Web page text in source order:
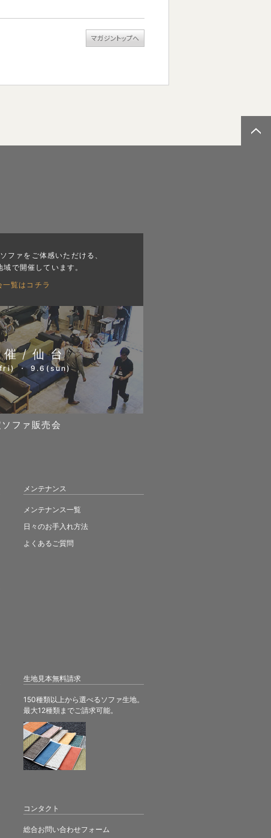
マガジントップへ
生地見本無料請求
150種類以上から選べるソファ生地。
最大12種類までご請求可能。
ファをご体感いただける、
で開催しています。
一覧はコチラ
催/仙台
・ 9.6(sun)
ファ販売会
メンテナンス
メンテナンス一覧
日々のお手入れ方法
よくあるご質問
コンタクト
総合お問い合わせフォーム